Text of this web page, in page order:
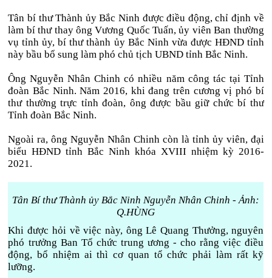
Tân bí thư Thành ủy Bắc Ninh được điều động, chỉ định về
làm bí thư thay ông Vương Quốc Tuấn, ủy viên Ban thường
vụ tỉnh ủy, bí thư thành ủy Bắc Ninh vừa được HĐND tỉnh
này bầu bổ sung làm phó chủ tịch UBND tỉnh Bắc Ninh.
Ông Nguyễn Nhân Chinh có nhiều năm công tác tại Tỉnh
đoàn Bắc Ninh. Năm 2016, khi đang trên cương vị phó bí
thư thường trực tỉnh đoàn, ông được bầu giữ chức bí thư
Tỉnh đoàn Bắc Ninh.
Ngoài ra, ông Nguyễn Nhân Chinh còn là tỉnh ủy viên, đại
biểu HĐND tỉnh Bắc Ninh khóa XVIII nhiệm kỳ 2016-
2021.
Tân Bí thư Thành ủy Bắc Ninh Nguyễn Nhân Chinh - Ảnh:
Q.HÙNG
Khi được hỏi về việc này, ông Lê Quang Thưởng, nguyên
phó trưởng Ban Tổ chức trung ương - cho rằng việc điều
động, bổ nhiệm ai thì cơ quan tổ chức phải làm rất kỹ
lưỡng.